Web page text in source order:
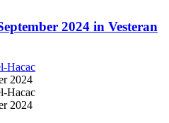
2024 in Vesteran
Hacac
2024
Hacac
2024